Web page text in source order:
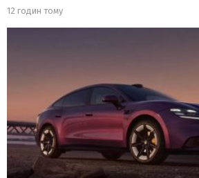
12 годин тому